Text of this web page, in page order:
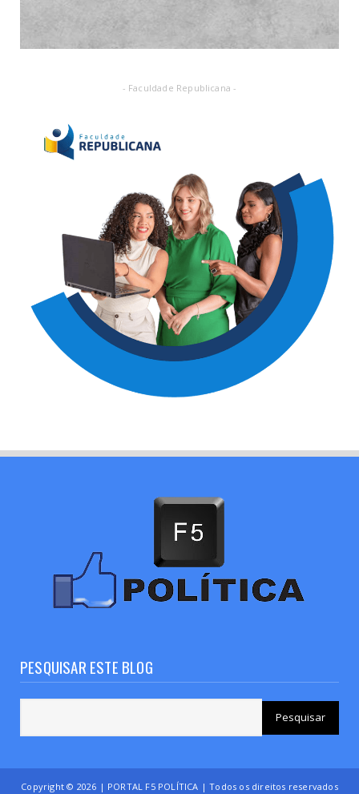
- Faculdade Republicana -
PESQUISAR ESTE BLOG
Copyright © 2026 | PORTAL F5 POLÍTICA | Todos os direitos reservados